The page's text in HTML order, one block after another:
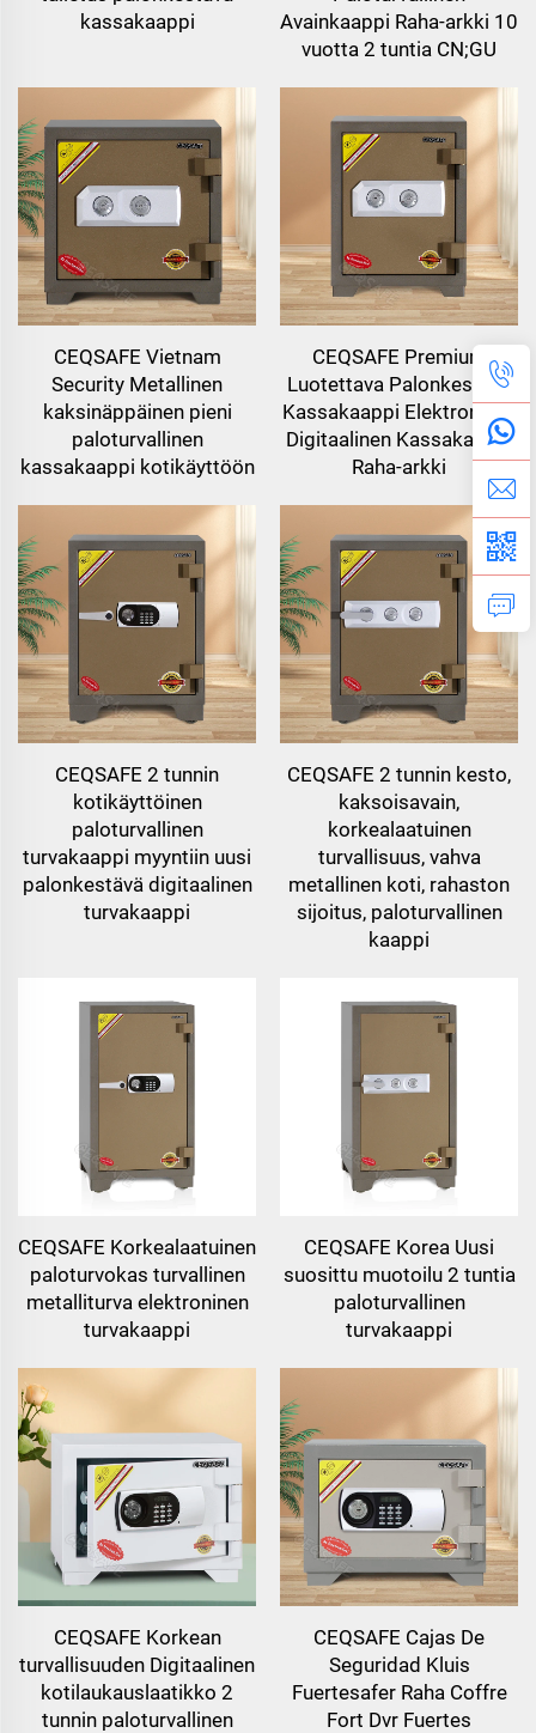
kassakaappi
Avainkaappi Raha-arkki 10
vuotta 2 tuntia CN;GU
CEQSAFE Vietnam
Security Metallinen
kaksinäppäinen pieni
paloturvallinen
kassakaappi kotikäyttöön
CEQSAFE Premium
Luotettava Palonkestävä
Kassakaappi Elektroninen
Digitaalinen Kassakaappi
Raha-arkki
CEQSAFE 2 tunnin
kotikäyttöinen
paloturvallinen
turvakaappi myyntiin uusi
palonkestävä digitaalinen
turvakaappi
CEQSAFE 2 tunnin kesto,
kaksoisavain,
korkealaatuinen
turvallisuus, vahva
metallinen koti, rahaston
sijoitus, paloturvallinen
kaappi
CEQSAFE Korkealaatuinen
paloturvokas turvallinen
metalliturva elektroninen
turvakaappi
CEQSAFE Korea Uusi
suosittu muotoilu 2 tuntia
paloturvallinen
turvakaappi
CEQSAFE Korkean
turvallisuuden Digitaalinen
kotilaukauslaatikko 2
tunnin paloturvallinen
CEQSAFE Cajas De
Seguridad Kluis
Fuertesafer Raha Coffre
Fort Dvr Fuertes